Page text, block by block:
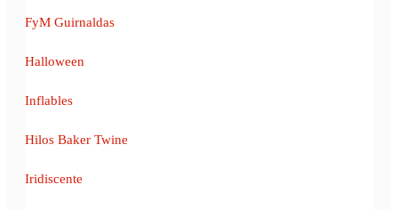
FyM Guirnaldas
Halloween
Inflables
Hilos Baker Twine
Iridiscente